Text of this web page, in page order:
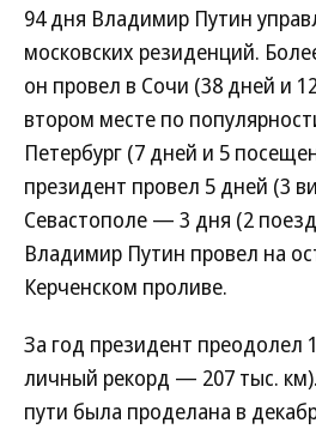
94 дня Владимир Путин
московских резиденций.
он провел в Сочи (38 дней и
втором месте по
Петербург (7 дней и 5
президент провел 5 дней (3
Севастополе — 3 дня (2
Владимир Путин провел на
Керченском проливе.
За год президент преодолел
личный рекорд — 207 тыс.
пути была проделана в